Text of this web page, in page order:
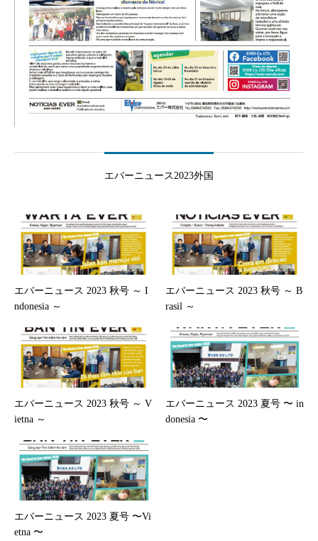
エバーニュース2023外国
エバーニュース 2023 秋号 ～ I
ndonesia ～
エバーニュース 2023 秋号 ～ B
rasil ～
エバーニュース 2023 秋号 ～ V
ietna ～
エバーニュース 2023 夏号 〜 in
donesia 〜
エバーニュース 2023 夏号 〜Vi
etna 〜